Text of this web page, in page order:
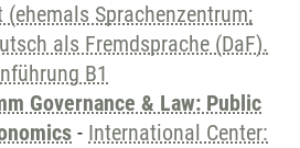
(ehemals Sprachenzentrum;
als Fremdsprache (DaF).
B1
Governance & Law: Public
- International Center: